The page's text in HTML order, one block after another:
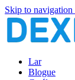
Skip to navigation
Lar
Blogue